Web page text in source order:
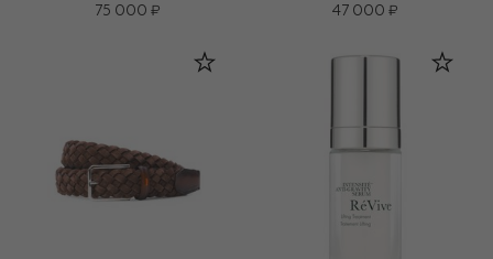
75 000 ₽
47 000 ₽